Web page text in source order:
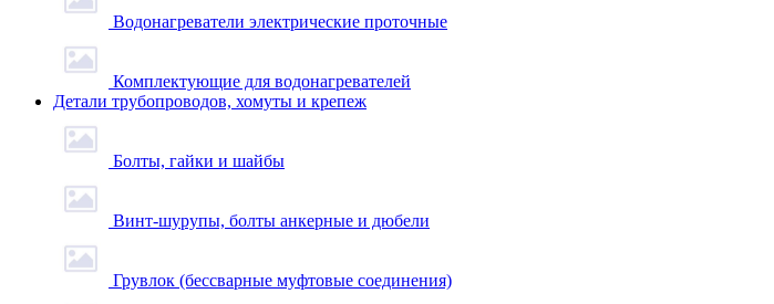
Водонагреватели электрические проточные
Комплектующие для водонагревателей
Детали трубопроводов, хомуты и крепеж
Болты, гайки и шайбы
Винт-шурупы, болты анкерные и дюбели
Грувлок (бессварные муфтовые соединения)